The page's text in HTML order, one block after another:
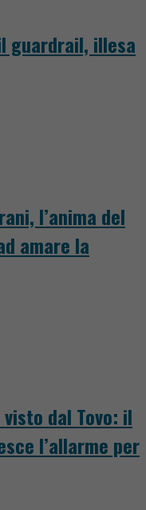
guardrail, illesa
l’anima del
amare la
dal Tovo: il
l’allarme per